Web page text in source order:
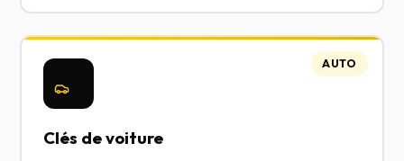
Clés de voiture
AUTO